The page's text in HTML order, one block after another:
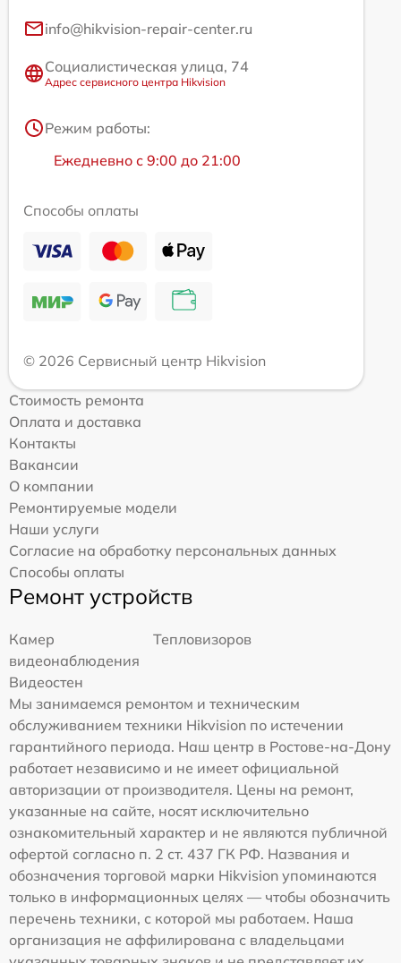
info@hikvision-repair-center.ru
Социалистическая улица, 74
Адрес сервисного центра Hikvision
Режим работы:
Ежедневно с 9:00 до 21:00
Способы оплаты
© 2026 Сервисный центр Hikvision
Стоимость ремонта
Оплата и доставка
Контакты
Вакансии
О компании
Ремонтируемые модели
Наши услуги
Согласие на обработку персональных данных
Способы оплаты
Ремонт устройств
Камер
видеонаблюдения
Тепловизоров
Видеостен
Мы занимаемся ремонтом и техническим
обслуживанием техники Hikvision по истечении
гарантийного периода. Наш центр в Ростове-на-Дону
работает независимо и не имеет официальной
авторизации от производителя. Цены на ремонт,
указанные на сайте, носят исключительно
ознакомительный характер и не являются публичной
офертой согласно п. 2 ст. 437 ГК РФ. Названия и
обозначения торговой марки Hikvision упоминаются
только в информационных целях — чтобы обозначить
перечень техники, с которой мы работаем. Наша
организация не аффилирована с владельцами